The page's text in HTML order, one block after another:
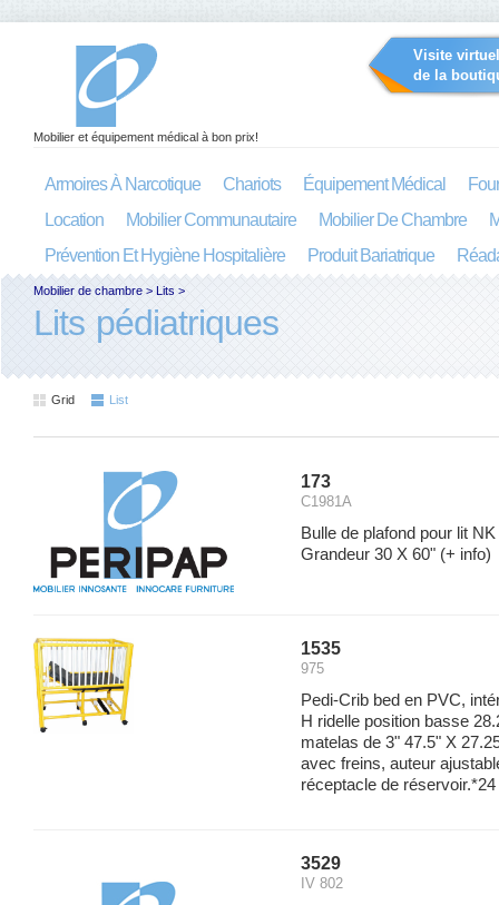
Visite
de la
Mobilier et équipement médical à bon prix!
Armoires À Narcotique Chariots Équipement Médical
Location
Mobilier Communautaire Mobilier De Chambre
Prévention Et Hygiène Hospitalière
Produit Bariatrique
Mobilier de chambre > Lits >
Lits pédiatriques
Grid List
173
C1981A
Bulle de plafond pour lit
Grandeur 30 X 60" (+ info)
1535
975
Pedi-Crib bed en PVC,
H ridelle position basse
matelas de 3" 47.5" X
avec freins, auteur
réceptacle de réservoir.*24
3529
IV 802